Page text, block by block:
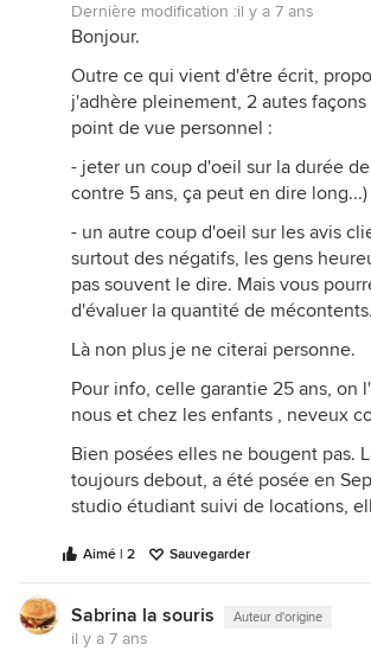
Dernière modification :il y a 7 ans
Bonjour.
Outre ce qui vient d'être écrit,
j'adhère pleinement, 2 autes
point de vue personnel :
- jeter un coup d'oeil sur la durée
contre 5 ans, ça peut en dire long...)
- un autre coup d'oeil sur les avis
surtout des négatifs, les gens
pas souvent le dire. Mais vous
d'évaluer la quantité de mécontents.
Là non plus je ne citerai personne.
Pour info, celle garantie 25 ans, on
nous et chez les enfants , neveux
Bien posées elles ne bougent pas.
toujours debout, a été posée en
studio étudiant suivi de locations,
Aimé | 2 Sauvegarder
Sabrina la souris Auteur d'origine
il y a 7 ans